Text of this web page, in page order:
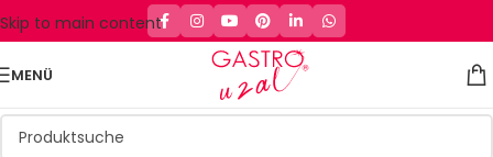
Skip to main content
MENÜ